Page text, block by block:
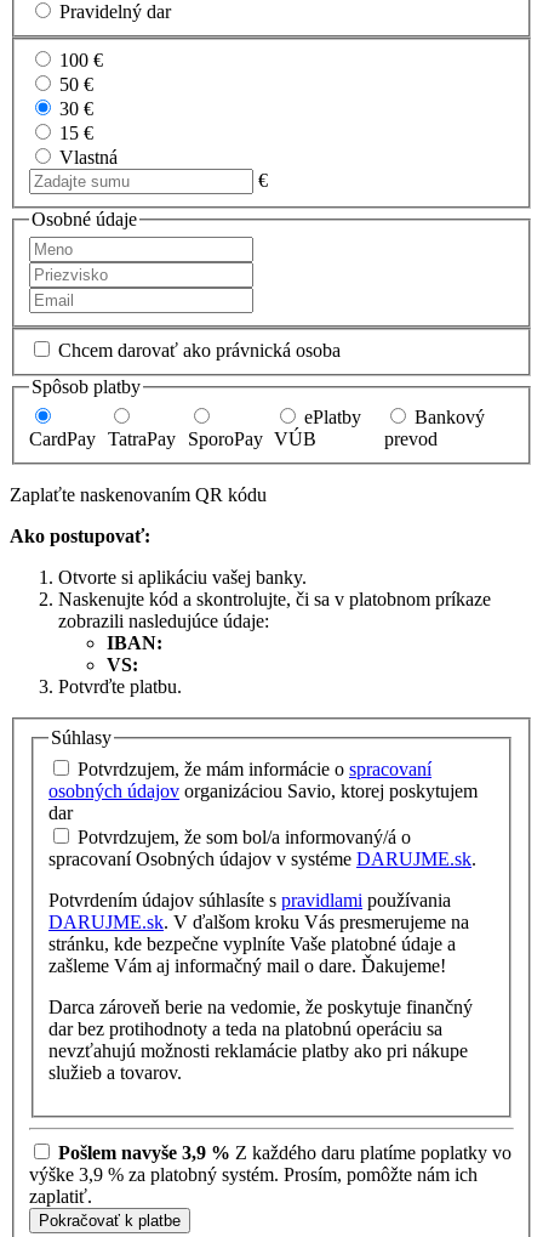
Pravidelný dar
100 €
50 €
30 €
15 €
Vlastná
€
Osobné údaje
Chcem darovať ako právnická osoba
Spôsob platby
CardPay TatraPay SporoPay
ePlatby
VÚB
Bankový
prevod
Zaplaťte naskenovaním QR kódu
Ako postupovať:
Otvorte si aplikáciu vašej banky.
Naskenujte kód a skontrolujte, či sa v platobnom príkaze
zobrazili nasledujúce údaje:
IBAN:
VS:
Potvrďte platbu.
Súhlasy
Potvrdzujem, že mám informácie o spracovaní
osobných údajov organizáciou Savio, ktorej poskytujem
dar
Potvrdzujem, že som bol/a informovaný/á o
spracovaní Osobných údajov v systéme DARUJME.sk.
Potvrdením údajov súhlasíte s pravidlami používania
DARUJME.sk. V ďalšom kroku Vás presmerujeme na
stránku, kde bezpečne vyplníte Vaše platobné údaje a
zašleme Vám aj informačný mail o dare. Ďakujeme!
Darca zároveň berie na vedomie, že poskytuje finančný
dar bez protihodnoty a teda na platobnú operáciu sa
nevzťahujú možnosti reklamácie platby ako pri nákupe
služieb a tovarov.
Pošlem navyše 3,9 % Z každého daru platíme poplatky vo
výške 3,9 % za platobný systém. Prosím, pomôžte nám ich
zaplatiť.
Pokračovať k platbe